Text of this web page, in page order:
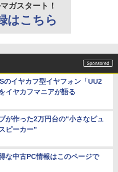
ガスタート！
はこちら
のイヤカフ型イヤフォン「UU2
イヤカフマニアが語る
が作った2万円台の“小さなピュ
ピーカー”
な中古PC情報はこのページで